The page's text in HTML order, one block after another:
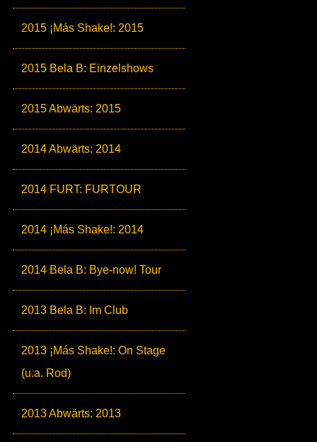
2015 ¡Más Shake!: 2015
2015 Bela B: Einzelshows
2015 Abwärts: 2015
2014 Abwärts: 2014
2014 FURT: FURTOUR
2014 ¡Más Shake!: 2014
2014 Bela B: Bye-now! Tour
2013 Bela B: Im Club
2013 ¡Más Shake!: On Stage
(u.a. Rod)
2013 Abwärts: 2013